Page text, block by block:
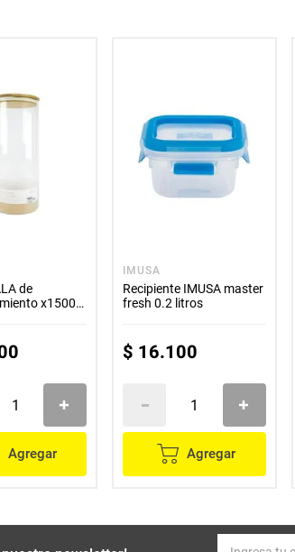
de
x1500
Agregar
IMUSA
Recipiente IMUSA master
fresh 0.2 litros
$ 16.100
Agregar